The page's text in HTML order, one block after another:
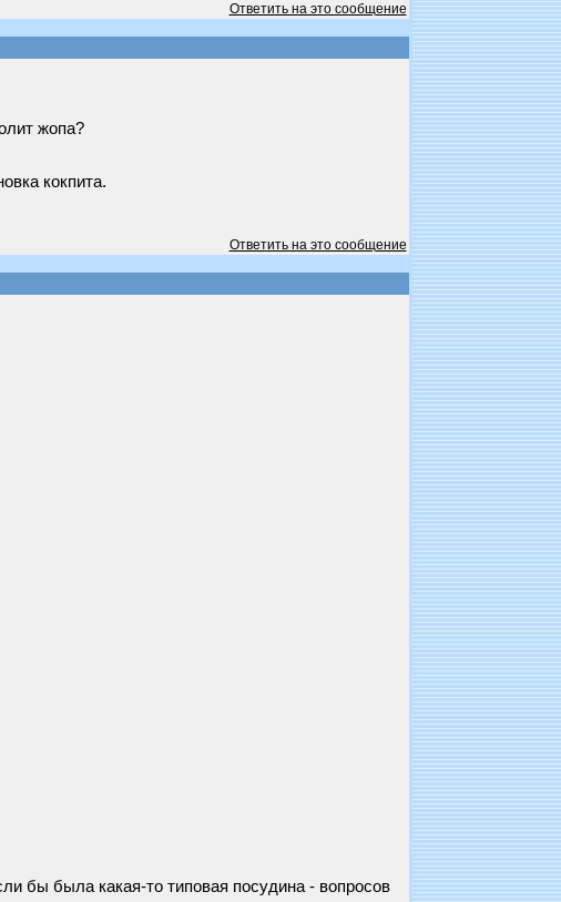
Ответить на это сообщение
жопа?
кокпита.
Ответить на это сообщение
бы была какая-то типовая посудина - вопросов